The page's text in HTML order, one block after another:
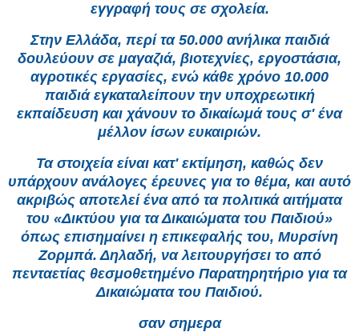
εγγραφή τους σε σχολεία.
Στην Ελλάδα, περί τα 50.000 ανήλικα παιδιά
δουλεύουν σε μαγαζιά, βιοτεχνίες, εργοστάσια,
αγροτικές εργασίες, ενώ κάθε χρόνο 10.000
παιδιά εγκαταλείπουν την υποχρεωτική
εκπαίδευση και χάνουν το δικαίωμά τους σ' ένα
μέλλον ίσων ευκαιριών.
Τα στοιχεία είναι κατ' εκτίμηση, καθώς δεν
υπάρχουν ανάλογες έρευνες για το θέμα, και αυτό
ακριβώς αποτελεί ένα από τα πολιτικά αιτήματα
του «Δικτύου για τα Δικαιώματα του Παιδιού»
όπως επισημαίνει η επικεφαλής του, Μυρσίνη
Ζορμπά. Δηλαδή, να λειτουργήσει το από
πενταετίας θεσμοθετημένο Παρατηρητήριο για τα
Δικαιώματα του Παιδιού.
σαν σημερα